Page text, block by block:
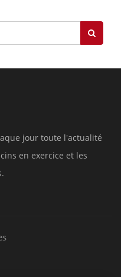
jour toute l'actualité
en exercice et les